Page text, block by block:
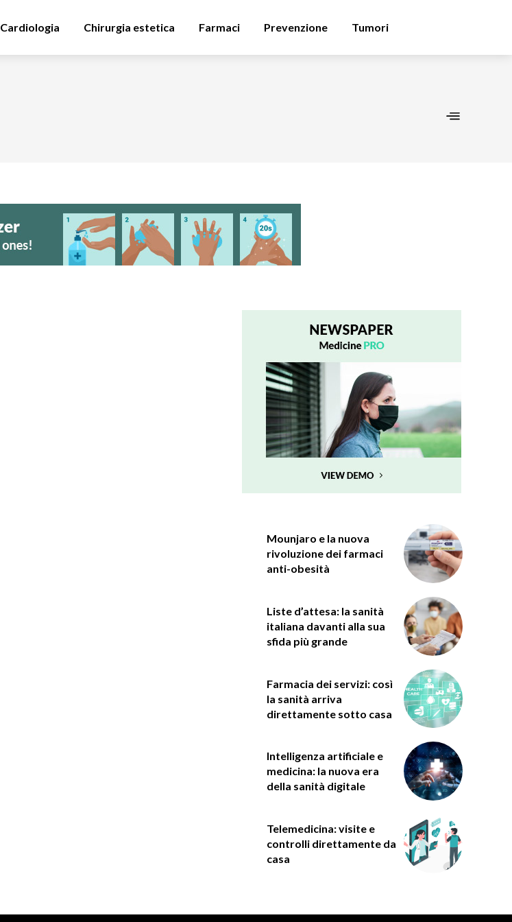
Cardiologia Chirurgia estetica Farmaci Prevenzione Tumori
Mounjaro e la nuova
rivoluzione dei farmaci
anti-obesità
Liste d’attesa: la sanità
italiana davanti alla sua
sfida più grande
Farmacia dei servizi: così
la sanità arriva
direttamente sotto casa
Intelligenza artificiale e
medicina: la nuova era
della sanità digitale
Telemedicina: visite e
controlli direttamente da
casa